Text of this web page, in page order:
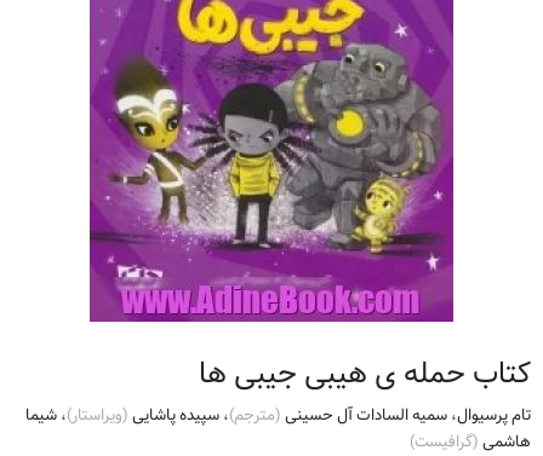
کتاب حمله ی هیبی جیبی ها
تام پرسیوال،سمیه السادات آل حسینی(مترجم)،سپیده پاشایی(ويراستار)،شیما
هاشمی(گرافيست)